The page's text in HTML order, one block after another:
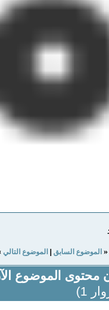
« الموضوع السابق|الموضوع التالي »
محتوى الموضوع